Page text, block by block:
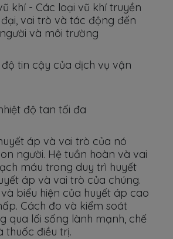
khí - Các loại vũ khí truyền
vai trò và tác động đến
và môi trường
tin cậy của dịch vụ vận
độ tan tối đa
áp và vai trò của nó
người. Hệ tuần hoàn và vai
máu trong duy trì huyết
áp và vai trò của chúng.
biểu hiện của huyết áp cao
Cách đo và kiểm soát
qua lối sống lành mạnh, chế
thuốc điều trị.